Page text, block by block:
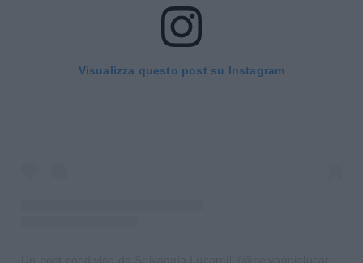
Visualizza questo post su Instagram